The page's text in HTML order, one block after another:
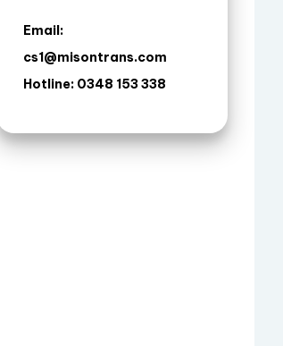
Email:
cs1@misontrans.com
Hotline: 0348 153 338